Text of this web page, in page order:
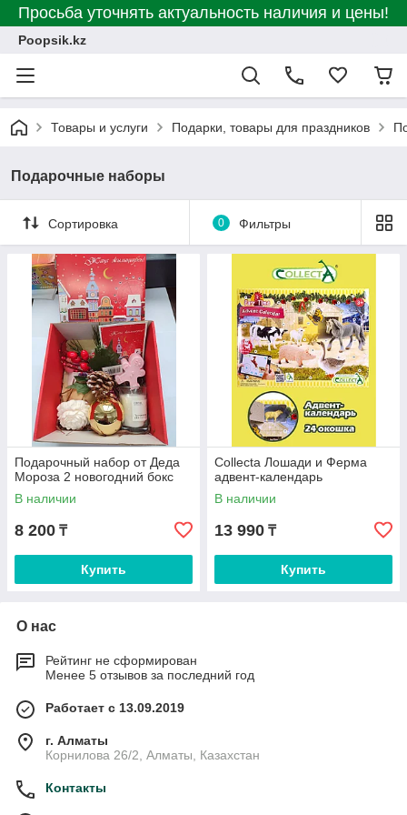
Просьба уточнять актуальность наличия и цены!
Poopsik.kz
Товары и услуги Подарки, товары для праздников
Подарочные наборы
Сортировка 0 Фильтры
Подарочный набор от Деда
Мороза 2 новогодний бокс
В наличии
8 200 ₸
Купить
Collecta Лошади и Ферма
адвент-календарь
В наличии
13 990 ₸
Купить
О нас
Рейтинг не сформирован
Менее 5 отзывов за последний год
Работает с 13.09.2019
г. Алматы
Корнилова 26/2, Алматы, Казахстан
Контакты